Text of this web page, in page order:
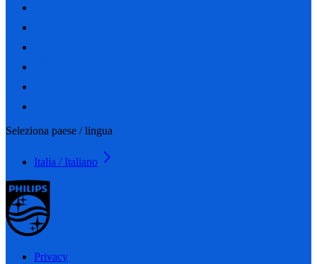
Seleziona paese / lingua
Italia / Italiano
Privacy